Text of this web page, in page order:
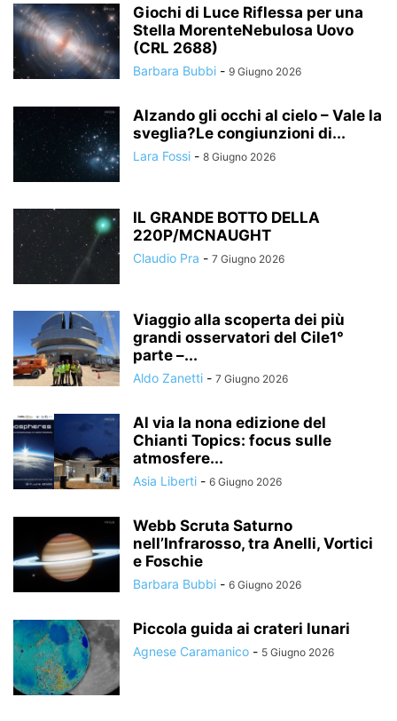
Giochi di Luce Riflessa per una
Stella MorenteNebulosa Uovo
(CRL 2688)
Barbara Bubbi - 9 Giugno 2026
Alzando gli occhi al cielo – Vale la
sveglia?Le congiunzioni di...
Lara Fossi - 8 Giugno 2026
IL GRANDE BOTTO DELLA
220P/MCNAUGHT
Claudio Pra - 7 Giugno 2026
Viaggio alla scoperta dei più
grandi osservatori del Cile1°
parte –...
Aldo Zanetti - 7 Giugno 2026
Al via la nona edizione del
Chianti Topics: focus sulle
atmosfere...
Asia Liberti - 6 Giugno 2026
Webb Scruta Saturno
nell’Infrarosso, tra Anelli, Vortici
e Foschie
Barbara Bubbi - 6 Giugno 2026
Piccola guida ai crateri lunari
Agnese Caramanico - 5 Giugno 2026